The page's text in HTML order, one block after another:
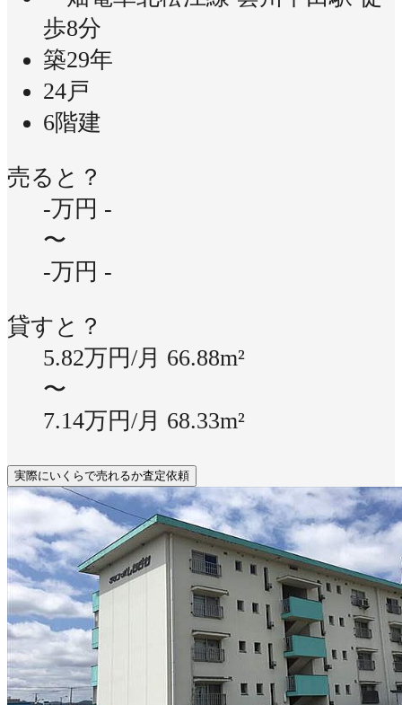
歩8分
築29年
24戸
6階建
売ると？
-万円 -
〜
-万円 -
貸すと？
5.82万円/月 66.88m²
〜
7.14万円/月 68.33m²
実際にいくらで売れるか査定依頼